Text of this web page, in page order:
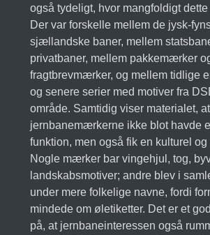
også tydeligt, hvor mangfoldigt dette
Der var forskelle mellem de jysk-
sjællandske baner, mellem
privatbaner, mellem pakkemærker
fragtbrevmærker, og mellem tidlige
og senere serier med motiver fra
område. Samtidig viser materialet, at
jernbanemærkerne ikke blot havde
funktion, men også fik en kulturel
Nogle mærker bar vingehjul, tog,
landskabsmotiver; andre blev i
under mere folkelige navne, fordi
mindede om øletiketter. Det er et
på, at jernbaneinteressen også